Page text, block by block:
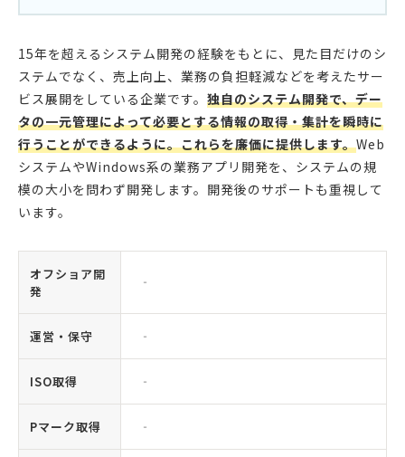
15年を超えるシステム開発の経験をもとに、見た目だけのシ
ステムでなく、売上向上、業務の負担軽減などを考えたサー
ビス展開をしている企業です。 独自のシステム開発で、デー
タの一元管理によって必要とする情報の取得・集計を瞬時に
行うことができるように。これらを廉価に提供します。Web
システムやWindows系の業務アプリ開発を、システムの規
模の大小を問わず開発します。開発後のサポートも重視して
います。
オフショア開
発
‐
運営・保守 ‐
ISO取得 ‐
Pマーク取得 ‐